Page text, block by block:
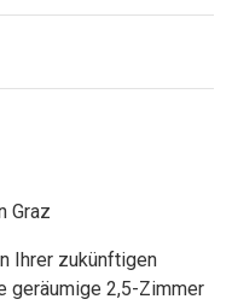
Graz
Ihrer zukünftigen
geräumige 2,5-Zimmer